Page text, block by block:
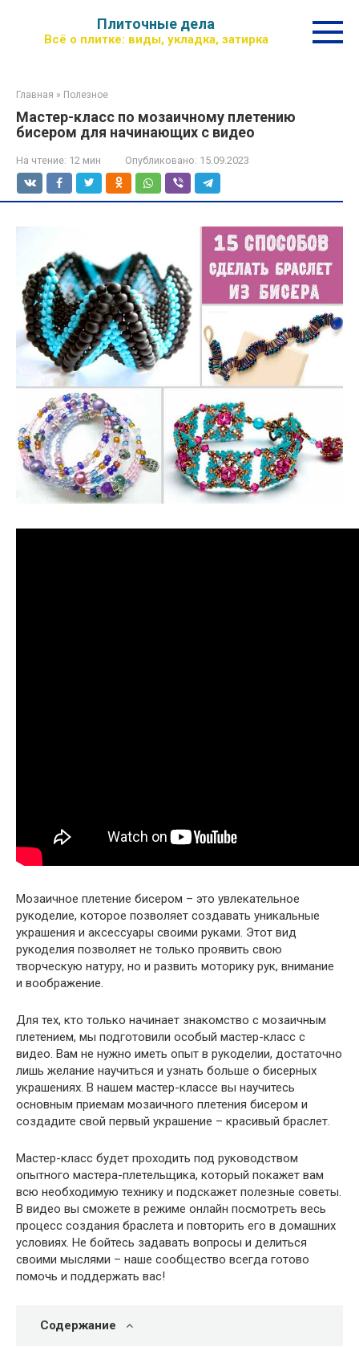
контенту
Плиточные дела
Всё о плитке: виды, укладка, затирка
Главная » Полезное
Мастер-класс по мозаичному плетению
бисером для начинающих с видео
На чтение: 12 мин Опубликовано: 15.09.2023
Мозаичное плетение бисером – это увлекательное
рукоделие, которое позволяет создавать уникальные
украшения и аксессуары своими руками. Этот вид
рукоделия позволяет не только проявить свою
творческую натуру, но и развить моторику рук, внимание
и воображение.
Для тех, кто только начинает знакомство с мозаичным
плетением, мы подготовили особый мастер-класс с
видео. Вам не нужно иметь опыт в рукоделии, достаточно
лишь желание научиться и узнать больше о бисерных
украшениях. В нашем мастер-классе вы научитесь
основным приемам мозаичного плетения бисером и
создадите свой первый украшение – красивый браслет.
Мастер-класс будет проходить под руководством
опытного мастера-плетельщика, который покажет вам
всю необходимую технику и подскажет полезные советы.
В видео вы сможете в режиме онлайн посмотреть весь
процесс создания браслета и повторить его в домашних
условиях. Не бойтесь задавать вопросы и делиться
своими мыслями – наше сообщество всегда готово
помочь и поддержать вас!
Содержание